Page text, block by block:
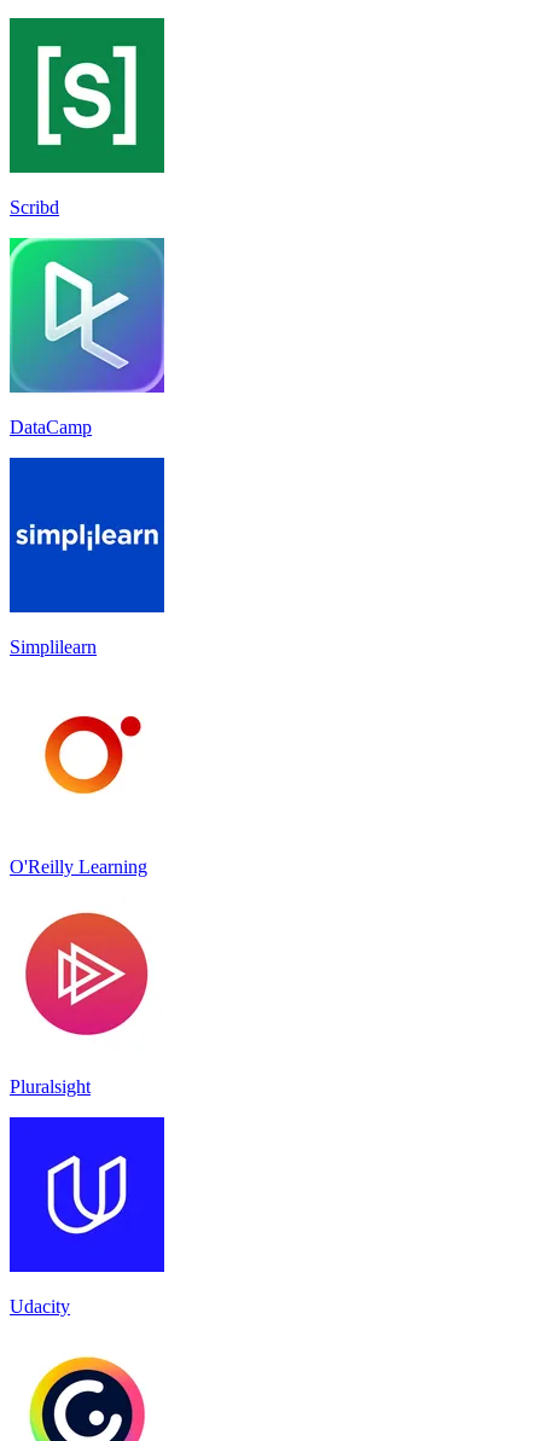
Scribd
DataCamp
Simplilearn
O'Reilly Learning
Pluralsight
Udacity